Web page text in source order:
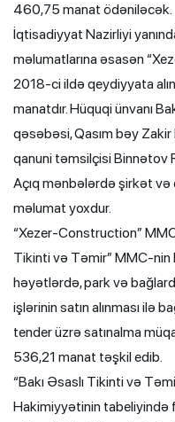
460,75 manat ödəniləcək.
İqtisadiyyat Nazirliyi
məlumatlarına əsasən
2018-ci ildə qeydiyyata
manatdır. Hüquqi ünvanı
qəsəbəsi, Qasım bəy
qanuni təmsilçisi Binnətov
Açıq mənbələrdə şirkət və
məlumat yoxdur.
“Xezer-Construction”
Tikinti və Təmir” MMC-nin
həyətlərdə, park və
işlərinin satın alınması ilə
tender üzrə satınalma
536,21 manat təşkil edib.
“Bakı Əsaslı Tikinti və
Hakimiyyətinin